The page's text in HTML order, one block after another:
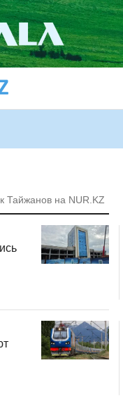
Тайжанов на NUR.KZ